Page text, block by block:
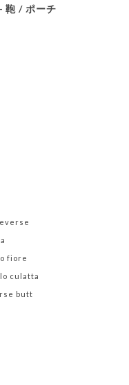
鞄 / ポーチ
fiore
culatta
butt